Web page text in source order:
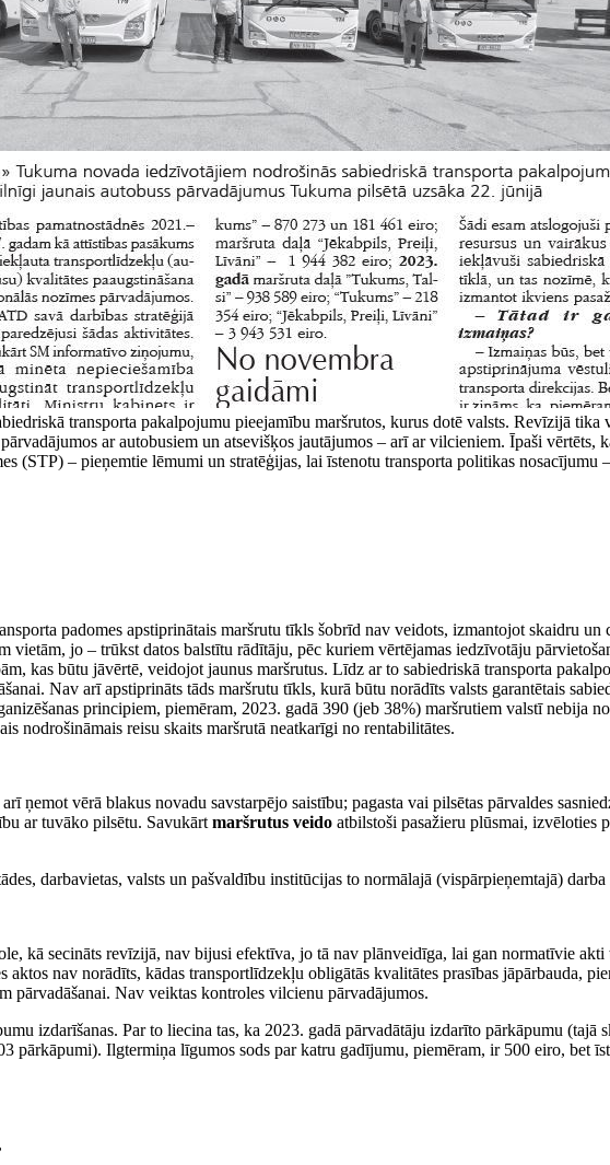
transporta pakalpojumu pieejamību maršrutos, kurus dotē valsts. Revīzijā tika
ar autobusiem un atsevišķos jautājumos – arī ar vilcieniem. Īpaši
(STP) – pieņemtie lēmumi un stratēģijas, lai īstenotu transporta politikas nosacījumu
padomes apstiprinātais maršrutu tīkls šobrīd nav veidots, izmantojot skaidru un
jo – trūkst datos balstītu rādītāju, pēc kuriem vērtējamas iedzīvotāju
kas būtu jāvērtē, veidojot jaunus maršrutus. Līdz ar to sabiedriskā transporta
Nav arī apstiprināts tāds maršrutu tīkls, kurā būtu norādīts valsts garantētais
principiem, piemēram, 2023. gadā 390 (jeb 38%) maršrutiem valstī nebija
nodrošināmais reisu skaits maršrutā neatkarīgi no rentabilitātes.
ņemot vērā blakus novadu savstarpējo saistību; pagasta vai pilsētas pārvaldes
ar tuvāko pilsētu. Savukārt maršrutus veido atbilstoši pasažieru plūsmai, izvēloties
darbavietas, valsts un pašvaldību institūcijas to normālajā (vispārpieņemtajā) darba
kā secināts revīzijā, nav bijusi efektīva, jo tā nav plānveidīga, lai gan normatīvie akti
nav norādīts, kādas transportlīdzekļu obligātās kvalitātes prasības jāpārbauda,
pārvadāšanai. Nav veiktas kontroles vilcienu pārvadājumos.
izdarīšanas. Par to liecina tas, ka 2023. gadā pārvadātāju izdarīto pārkāpumu (tajā
pārkāpumi). Ilgtermiņa līgumos sods par katru gadījumu, piemēram, ir 500 eiro, bet